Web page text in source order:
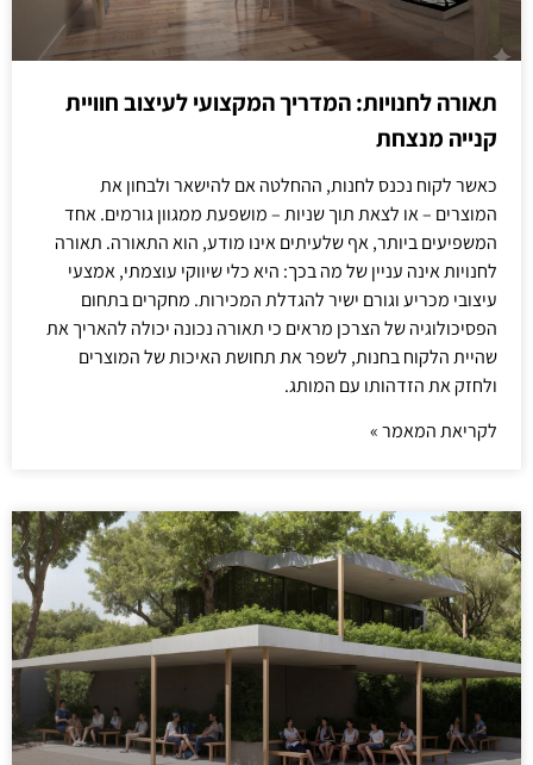
תאורה לחנויות: המדריך המקצועי לעיצוב חוויית
קנייה מנצחת
כאשר לקוח נכנס לחנות, ההחלטה אם להישאר ולבחון את
המוצרים – או לצאת תוך שניות – מושפעת ממגוון גורמים. אחד
המשפיעים ביותר, אף שלעיתים אינו מודע, הוא התאורה. תאורה
לחנויות אינה עניין של מה בכך: היא כלי שיווקי עוצמתי, אמצעי
עיצובי מכריע וגורם ישיר להגדלת המכירות. מחקרים בתחום
הפסיכולוגיה של הצרכן מראים כי תאורה נכונה יכולה להאריך את
שהיית הלקוח בחנות, לשפר את תחושת האיכות של המוצרים
ולחזק את הזדהותו עם המותג.
לקריאת המאמר »